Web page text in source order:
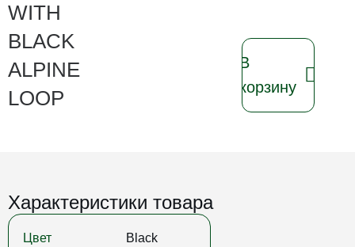
WITH
BLACK
ALPINE
LOOP
В
корзину
Характеристики товара
Цвет
Black